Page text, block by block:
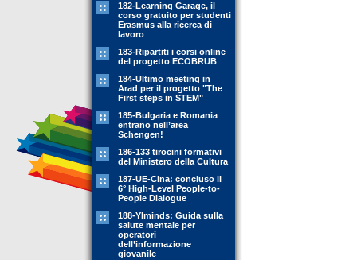
182-Learning Garage, il
corso gratuito per studenti
Erasmus alla ricerca di
lavoro
183-Ripartiti i corsi online
del progetto ECOBRUB
184-Ultimo meeting in
Arad per il progetto "The
First steps in STEM"
185-Bulgaria e Romania
entrano nell’area
Schengen!
186-133 tirocini formativi
del Ministero della Cultura
187-UE-Cina: concluso il
6° High-Level People-to-
People Dialogue
188-YIminds: Guida sulla
salute mentale per
operatori
dell’informazione
giovanile